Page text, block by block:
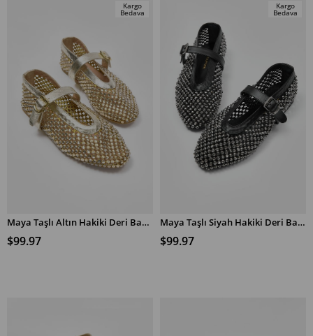
SEPETE EKLE
Kargo
Bedava
Maya Taşlı Altın Hakiki Deri Babet
$99.97
SEPETE EKLE
Kargo
Bedava
Maya Taşlı Siyah Hakiki Deri Babet
$99.97